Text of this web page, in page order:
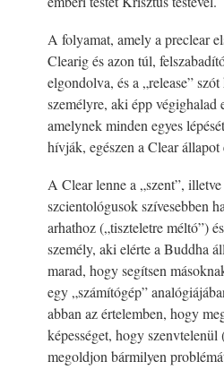
A folyamat, amely a preclear
Clearig és azon túl,
elgondolva, és a „release”
személyre, aki épp végighalad
amelynek minden egyes
hívják, egészen a Clear állapot
A Clear lenne a „szent”,
szcientológusok szívesebben
arhathoz („tiszteletre méltó”)
személy, aki elérte a Buddha
marad, hogy segítsen
egy „számítógép”
abban az értelemben, hogy
képességet, hogy
megoldjon bármilyen